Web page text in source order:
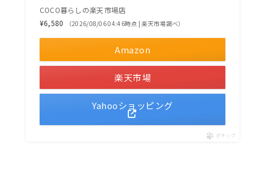
COCO暮らしの楽天市場店
¥6,580
（2026/08/06 04:46時点 | 楽天市場調べ）
Amazon
楽天市場
Yahooショッピング
ポチップ